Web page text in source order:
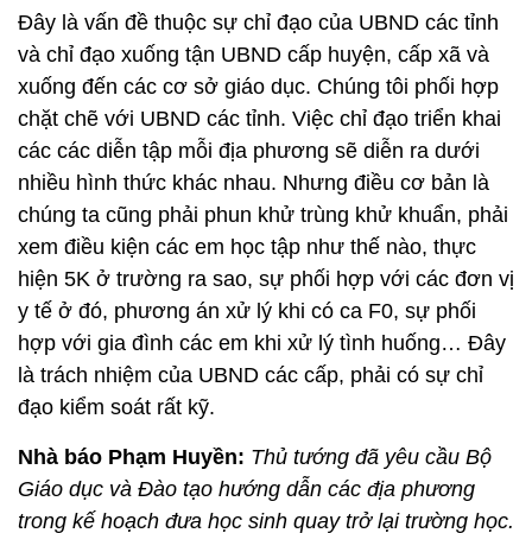
Đây là vấn đề thuộc sự chỉ đạo của UBND các tỉnh
và chỉ đạo xuống tận UBND cấp huyện, cấp xã và
xuống đến các cơ sở giáo dục. Chúng tôi phối hợp
chặt chẽ với UBND các tỉnh. Việc chỉ đạo triển khai
các các diễn tập mỗi địa phương sẽ diễn ra dưới
nhiều hình thức khác nhau. Nhưng điều cơ bản là
chúng ta cũng phải phun khử trùng khử khuẩn, phải
xem điều kiện các em học tập như thế nào, thực
hiện 5K ở trường ra sao, sự phối hợp với các đơn vị
y tế ở đó, phương án xử lý khi có ca F0, sự phối
hợp với gia đình các em khi xử lý tình huống… Đây
là trách nhiệm của UBND các cấp, phải có sự chỉ
đạo kiểm soát rất kỹ.
Nhà báo Phạm Huyền: Thủ tướng đã yêu cầu Bộ
Giáo dục và Đào tạo hướng dẫn các địa phương
trong kế hoạch đưa học sinh quay trở lại trường học.